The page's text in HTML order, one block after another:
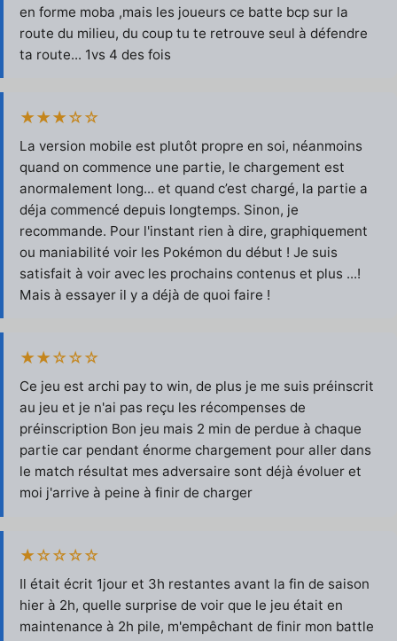
en forme moba ,mais les joueurs ce batte bcp sur la
route du milieu, du coup tu te retrouve seul à défendre
ta route... 1vs 4 des fois
★★★☆☆
La version mobile est plutôt propre en soi, néanmoins
quand on commence une partie, le chargement est
anormalement long... et quand c’est chargé, la partie a
déja commencé depuis longtemps. Sinon, je
recommande. Pour l'instant rien à dire, graphiquement
ou maniabilité voir les Pokémon du début ! Je suis
satisfait à voir avec les prochains contenus et plus ...!
Mais à essayer il y a déjà de quoi faire !
★★☆☆☆
Ce jeu est archi pay to win, de plus je me suis préinscrit
au jeu et je n'ai pas reçu les récompenses de
préinscription Bon jeu mais 2 min de perdue à chaque
partie car pendant énorme chargement pour aller dans
le match résultat mes adversaire sont déjà évoluer et
moi j'arrive à peine à finir de charger
★☆☆☆☆
Il était écrit 1jour et 3h restantes avant la fin de saison
hier à 2h, quelle surprise de voir que le jeu était en
maintenance à 2h pile, m'empêchant de finir mon battle